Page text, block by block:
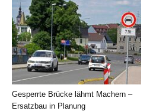
Gesperrte Brücke lähmt Machern –
Ersatzbau in Planung